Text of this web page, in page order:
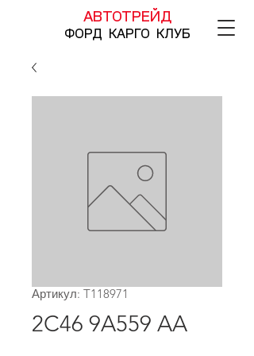
АВТОТРЕЙД
ФОРД КАРГО КЛУБ
Артикул: T118971
2C46 9A559 AA